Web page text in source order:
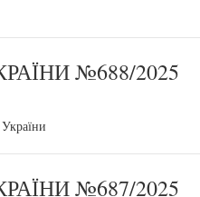
№688/2025
№687/2025